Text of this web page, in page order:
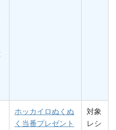
ホッカイロぬくぬ
く当番プレゼント
対象
レシ